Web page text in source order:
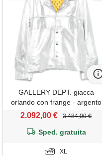
GALLERY DEPT. giacca
orlando con frange - argento
2.092,00 € 3.484,00 €
Sped. gratuita
XL